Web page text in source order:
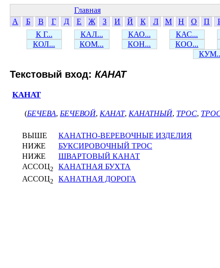
Главная
А
Б В Г Д Е Ж З И Й К Л М Н О П
К Г...
КАЛ... КАО...
КАС...
КОЛ...
КОМ... КОН...
КОО...
Текстовый вход: КАНАТ
КАНАТ
(БЕЧЕВА, БЕЧЕВОЙ, КАНАТ, КАНАТНЫЙ, ТРОС,
ВЫШЕ
КАНАТНО-ВЕРЕВОЧНЫЕ ИЗДЕЛИЯ
НИЖЕ
БУКСИРОВОЧНЫЙ ТРОС
НИЖЕ
ШВАРТОВЫЙ КАНАТ
АССОЦ2
КАНАТНАЯ БУХТА
АССОЦ2 КАНАТНАЯ ДОРОГА